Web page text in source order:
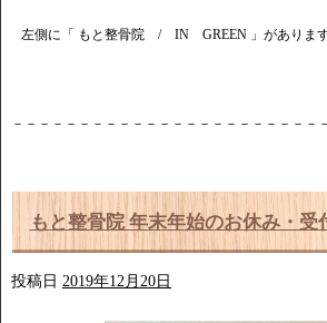
左側に「 もと整骨院 / IN GREEN 」があります
－－－－－－－－－－－－－－－－－－－－－－－
もと整骨院 年末年始のお休み・受
投稿日 2019年12月20日